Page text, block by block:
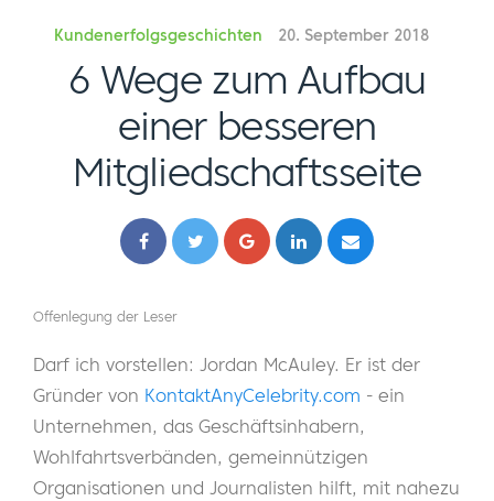
Kundenerfolgsgeschichten 20. September 2018
6 Wege zum Aufbau
einer besseren
Mitgliedschaftsseite
Offenlegung der Leser
Darf ich vorstellen: Jordan McAuley. Er ist der
Gründer von KontaktAnyCelebrity.com - ein
Unternehmen, das Geschäftsinhabern,
Wohlfahrtsverbänden, gemeinnützigen
Organisationen und Journalisten hilft, mit nahezu